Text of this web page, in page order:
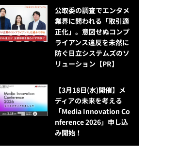
公​​取委の調査でエンタメ
業界に問われる「取引適
正化」。意図せぬコンプ
ライアンス違反を未然に
防ぐ日立システムズのソ
リューション​【PR】
【3月18日(水)開催】メ
ディアの未来を考える
「Media Innovation Co
nference 2026」申し込
み開始！